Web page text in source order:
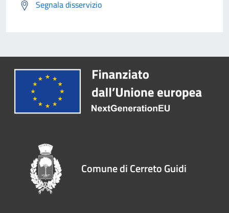
Segnala disservizio
Comune di Cerreto Guidi